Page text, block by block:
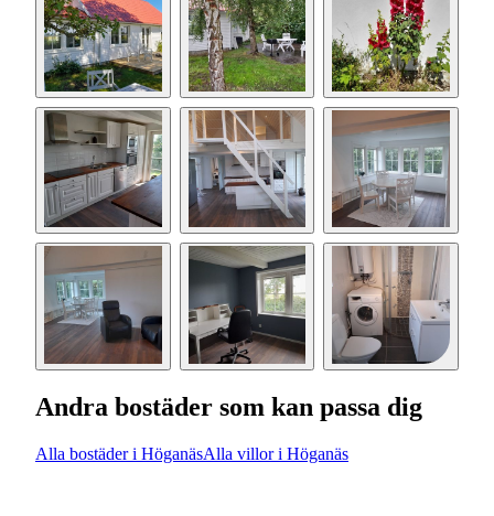
Andra bostäder som kan passa dig
Alla bostäder i HöganäsAlla villor i Höganäs